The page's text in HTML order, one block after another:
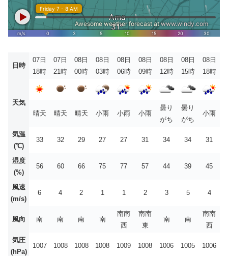
日時
07日
18時
07日
21時
08日
00時
08日
03時
08日
06時
08日
09時
08日
12時
08日
15時
08日
18時
天気
晴天
晴天 晴天 小雨 小雨 小雨
曇り
がち
曇り
がち
小雨
気温
(℃)
33 32 29 27 27 31 34 34 31
湿度
(%)
56 60 66 75 77 57 44 39 45
風速
(m/s)
6 4 2 1 1 2 3 5 4
風向 南 南 南 南
南南
西
南南
東
南 南
南南
西
気圧
(hPa)
1007 1008 1008 1008 1009 1008 1006 1005 1006